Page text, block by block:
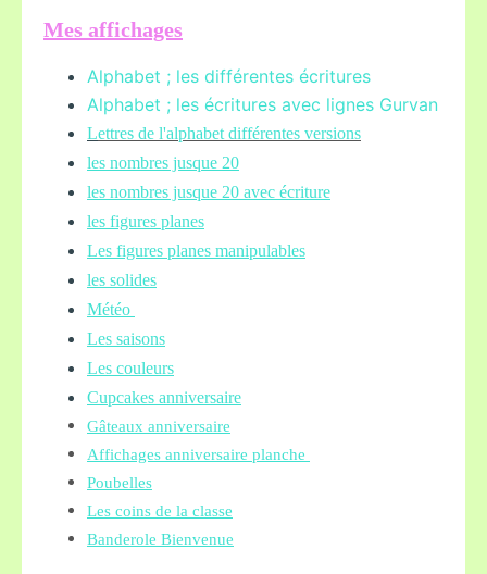
Mes affichages
Alphabet ; les différentes écritures
Alphabet ; les écritures avec lignes Gurvan
Lettres de l'alphabet différentes versions
les nombres jusque 20
les nombres jusque 20 avec écriture
les figures planes
Les figures planes manipulables
les solides
Météo
Les saisons
Les couleurs
Cupcakes anniversaire
Gâteaux anniversaire
Affichages anniversaire planche
Poubelles
Les coins de la classe
Banderole Bienvenue